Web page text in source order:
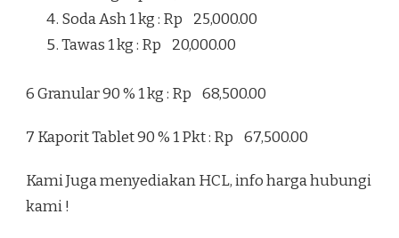
Soda Ash 1 kg : Rp 25,000.00
Tawas 1 kg : Rp 20,000.00
6 Granular 90 % 1 kg : Rp 68,500.00
7 Kaporit Tablet 90 % 1 Pkt : Rp 67,500.00
Kami Juga menyediakan HCL, info harga hubungi
kami !